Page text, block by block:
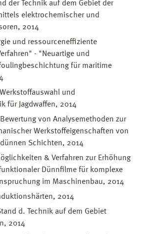
der Technik auf dem Gebiet der
elektrochemischer und
2014
und ressourceneffiziente
- "Neuartige und
für maritime
und
für Jagdwaffen, 2014
von Analysemethoden zur
Werkstoffeigenschaften von
Schichten, 2014
& Verfahren zur Erhöhung
Dünnfilme für komplexe
im Maschinenbau, 2014
2014
d. Technik auf dem Gebiet
2014